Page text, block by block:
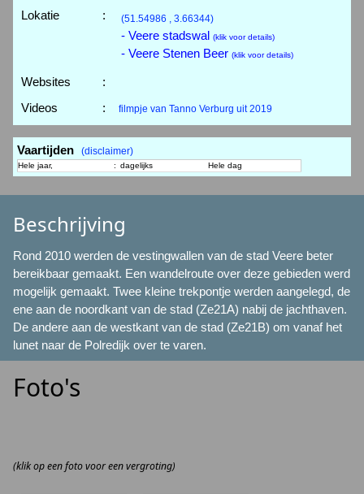
Lokatie : (51.54986 , 3.66344)
- Veere stadswal (klik voor details)
- Veere Stenen Beer (klik voor details)
Websites
:
Videos
: filmpje van Tanno Verburg uit 2019
Vaartijden (disclaimer)
Hele jaar, : dagelijks Hele dag
Beschrijving
Rond 2010 werden de vestingwallen van de stad Veere beter
bereikbaar gemaakt. Een wandelroute over deze gebieden werd
mogelijk gemaakt. Twee kleine trekpontje werden aangelegd, de
ene aan de noordkant van de stad (Ze21A) nabij de jachthaven.
De andere aan de westkant van de stad (Ze21B) om vanaf het
lunet naar de Polredijk over te varen.
Foto's
(klik op een foto voor een vergroting)